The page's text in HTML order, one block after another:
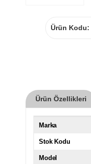
Ürün Kodu:
Ürün Özellikleri
Marka
Stok Kodu
Model